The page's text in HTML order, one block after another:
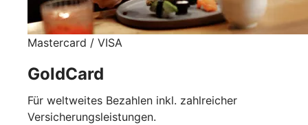
Mastercard / VISA
GoldCard
Für weltweites Bezahlen inkl. zahlreicher
Versicherungsleistungen.